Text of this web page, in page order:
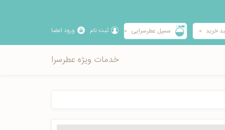
ورود اعضا ثبت نام سمپل عطرسرایی 0 خرید 0
خدمات ویژه عطرسرا